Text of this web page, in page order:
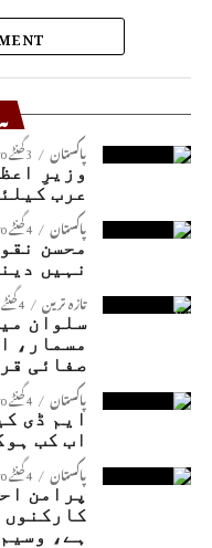
پاکستان 3 گھنٹے ago
وزیرِ
عرب
پاکستان 4 گھنٹے ago
محسن
نہیں
تازہ ترین 4 گھنٹے ago
سلوان
مسمار،
صفائی
پاکستان 4 گھنٹے ago
اب کب
پاکستان 4 گھنٹے ago
پرامن
ہے،